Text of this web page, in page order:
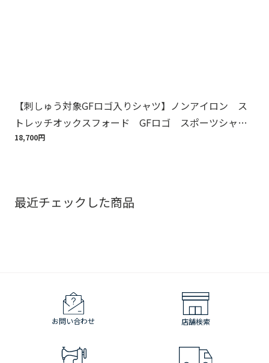
【刺しゅう対象GFロゴ入りシャツ】ノンアイロン ス
トレッチオックスフォード GFロゴ スポーツシャ
ツ Regular Fit
18,700円
最近チェックした商品
お問い合わせ 店舗検索